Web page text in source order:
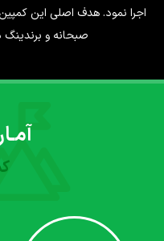
تبلیغات همسان
ارتباط با ما
ورود به وی‌پلاس
اجرا نمود. هدف اصلی این
صبحانه و